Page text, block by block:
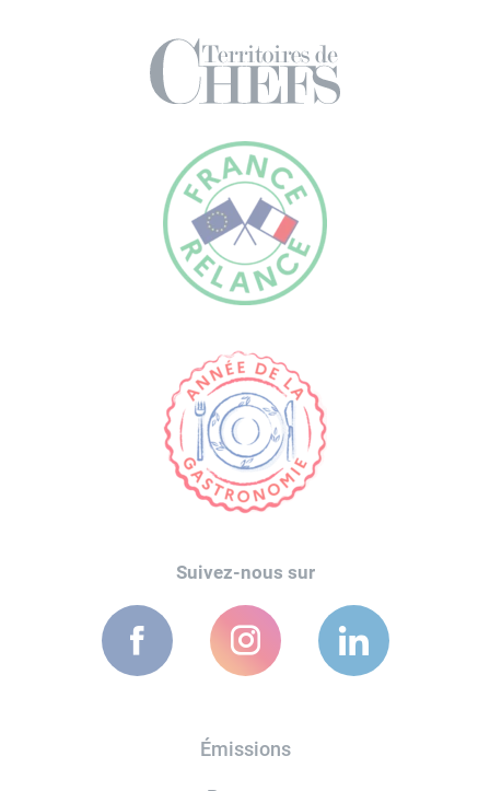
Suivez-nous sur
Émissions